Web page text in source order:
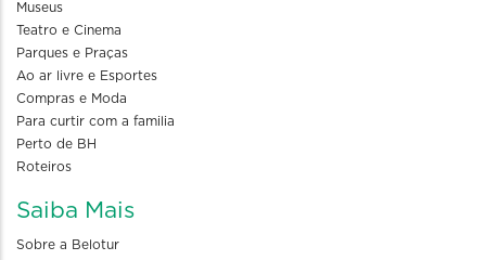
Museus
Teatro e Cinema
Parques e Praças
Ao ar livre e Esportes
Compras e Moda
Para curtir com a familia
Perto de BH
Roteiros
Saiba Mais
Sobre a Belotur